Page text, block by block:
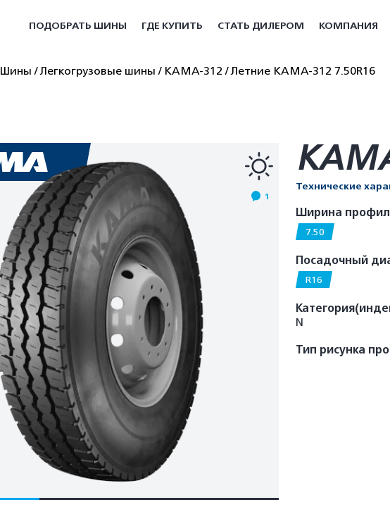
ПОДОБРАТЬ ШИНЫ ГДЕ КУПИТЬ СТАТЬ ДИЛЕРОМ КОМПАНИЯ
Шины Легкогрузовые шины КАМА-312 Летние КАМА-312 7.50R16
1
Технические
Ширина
7.50
Посадочный
R16
N
Тип рисунка